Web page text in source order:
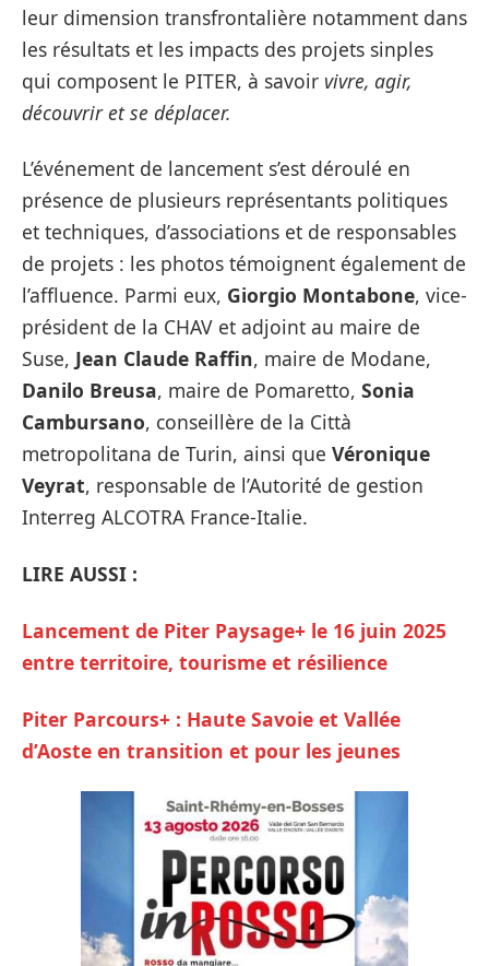
leur dimension transfrontalière notamment dans
les résultats et les impacts des projets sinples
qui composent le PITER, à savoir vivre, agir,
découvrir et se déplacer.
L’événement de lancement s’est déroulé en
présence de plusieurs représentants politiques
et techniques, d’associations et de responsables
de projets : les photos témoignent également de
l’affluence. Parmi eux, Giorgio Montabone, vice-
président de la CHAV et adjoint au maire de
Suse, Jean Claude Raffin, maire de Modane,
Danilo Breusa, maire de Pomaretto, Sonia
Cambursano, conseillère de la Città
metropolitana de Turin, ainsi que Véronique
Veyrat, responsable de l’Autorité de gestion
Interreg ALCOTRA France-Italie.
LIRE AUSSI :
Lancement de Piter Paysage+ le 16 juin 2025
entre territoire, tourisme et résilience
Piter Parcours+ : Haute Savoie et Vallée
d’Aoste en transition et pour les jeunes